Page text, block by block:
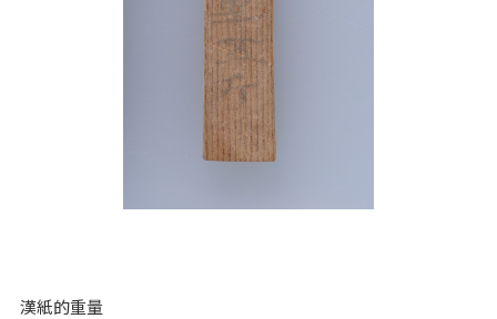
漢紙的重量